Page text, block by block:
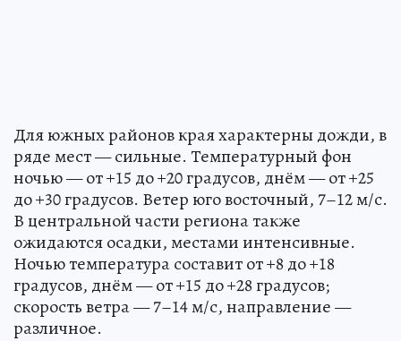
Для южных районов края характерны дожди, в
ряде мест — сильные. Температурный фон
ночью — от +15 до +20 градусов, днём — от +25
до +30 градусов. Ветер юго восточный, 7–12 м/с.
В центральной части региона также
ожидаются осадки, местами интенсивные.
Ночью температура составит от +8 до +18
градусов, днём — от +15 до +28 градусов;
скорость ветра — 7–14 м/с, направление —
различное.